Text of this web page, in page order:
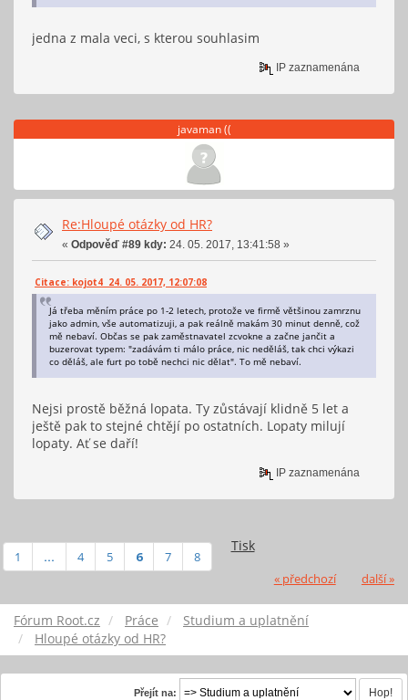
jedna z mala veci, s kterou souhlasim
IP zaznamenána
javaman ((
Re:Hloupé otázky od HR?
« Odpověď #89 kdy: 24. 05. 2017, 13:41:58 »
Citace: kojot4 24. 05. 2017, 12:07:08
Já třeba měním práce po 1-2 letech, protože ve firmě většinou zamrznu
jako admin, vše automatizuji, a pak reálně makám 30 minut denně, což
mě nebaví. Občas se pak zaměstnavatel zcvokne a začne jančit a
buzerovat typem: "zadávám ti málo práce, nic neděláš, tak chci výkazi
co děláš, ale furt po tobě nechci nic dělat". To mě nebaví.
Nejsi prostě běžná lopata. Ty zůstávají klidně 5 let a
ještě pak to stejné chtějí po ostatních. Lopaty milují
lopaty. Ať se daří!
IP zaznamenána
Tisk
1 ... 4 5 6 7 8
« předchozí další »
Fórum Root.cz Práce
Studium a uplatnění
Hloupé otázky od HR?
Přejít na: